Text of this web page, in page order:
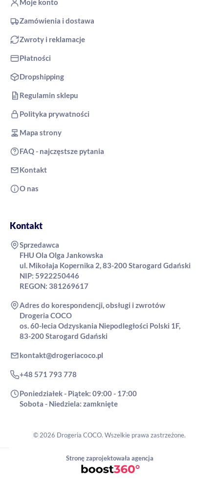
Moje konto
Zamówienia i dostawa
Zwroty i reklamacje
Płatności
Dropshipping
Regulamin sklepu
Polityka prywatności
Mapa strony
FAQ - najczęstsze pytania
Kontakt
O nas
Kontakt
Sprzedawca
FHU Ola Olga Jankowska
ul. Mikołaja Kopernika 2, 83-200 Starogard Gdański
NIP: 5922250446
REGON: 381269617
Adres do korespondencji, obsługi i zwrotów
Drogeria COCO
os. 60-lecia Odzyskania Niepodległości Polski 1F,
83-200 Starogard Gdański
kontakt@drogeriacoco.pl
+48 571 793 778
Poniedziałek - Piątek: 09:00 - 17:00
Sobota - Niedziela: zamknięte
© 2026 Drogeria COCO. Wszelkie prawa zastrzeżone.
Stronę zaprojektowała agencja